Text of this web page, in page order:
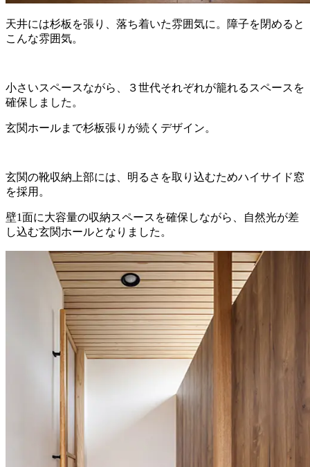
天井には杉板を張り、落ち着いた雰囲気に。障子を閉めると
こんな雰囲気。
小さいスペースながら、３世代それぞれが籠れるスペースを
確保しました。
玄関ホールまで杉板張りが続くデザイン。
玄関の靴収納上部には、明るさを取り込むためハイサイド窓
を採用。
壁1面に大容量の収納スペースを確保しながら、自然光が差
し込む玄関ホールとなりました。